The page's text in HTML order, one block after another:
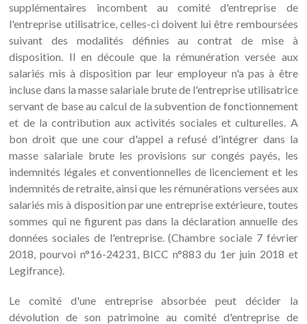
supplémentaires incombent au comité d'entreprise de
l'entreprise utilisatrice, celles-ci doivent lui être remboursées
suivant des modalités définies au contrat de mise à
disposition. Il en découle que la rémunération versée aux
salariés mis à disposition par leur employeur n'a pas à être
incluse dans la masse salariale brute de l'entreprise utilisatrice
servant de base au calcul de la subvention de fonctionnement
et de la contribution aux activités sociales et culturelles. A
bon droit que une cour d'appel a refusé d'intégrer dans la
masse salariale brute les provisions sur congés payés, les
indemnités légales et conventionnelles de licenciement et les
indemnités de retraite, ainsi que les rémunérations versées aux
salariés mis à disposition par une entreprise extérieure, toutes
sommes qui ne figurent pas dans la déclaration annuelle des
données sociales de l'entreprise. (Chambre sociale 7 février
2018, pourvoi n°16-24231, BICC n°883 du 1er juin 2018 et
Legifrance).
Le comité d'une entreprise absorbée peut décider la
dévolution de son patrimoine au comité d'entreprise de